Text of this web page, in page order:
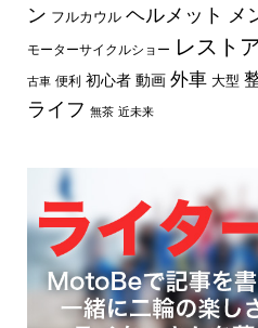
ン フルカウル ヘルメット メ
モーターサイクルショー レスト
古車 便利 初心者 動画 外車 大型
ライフ 無茶 近未来